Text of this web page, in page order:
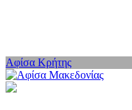
Αφίσα Κρήτης